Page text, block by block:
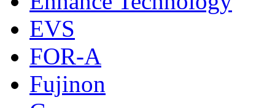
EVS
FOR-A
Fujinon